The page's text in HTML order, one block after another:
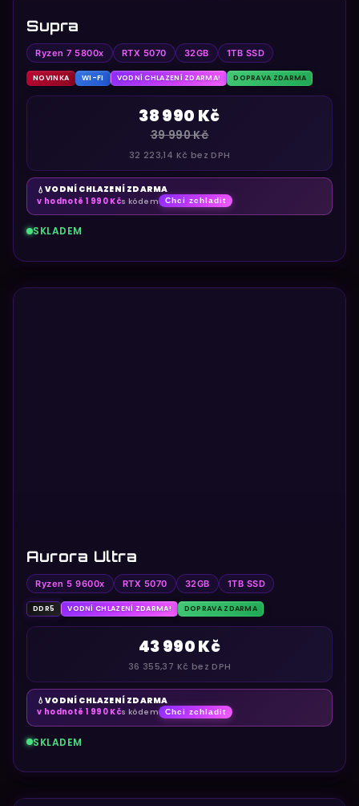
Supra
Ryzen 7 5800x RTX 5070 32GB 1TB SSD
NOVINKA WI-FI VODNÍ CHLAZENÍ ZDARMA! DOPRAVA ZDARMA
32 223,14 Kč bez DPH
38 990 Kč
39 990 Kč
💧VODNÍ CHLAZENÍ ZDARMA
v hodnotě 1 990 Kčs kódem Chci zchladit
SKLADEM
Aurora Ultra
Ryzen 5 9600x RTX 5070 32GB 1TB SSD
DDR5 VODNÍ CHLAZENÍ ZDARMA! DOPRAVA ZDARMA
36 355,37 Kč bez DPH
43 990 Kč
💧VODNÍ CHLAZENÍ ZDARMA
v hodnotě 1 990 Kčs kódem Chci zchladit
SKLADEM